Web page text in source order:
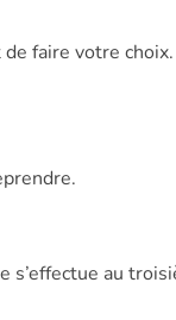
faire votre
au